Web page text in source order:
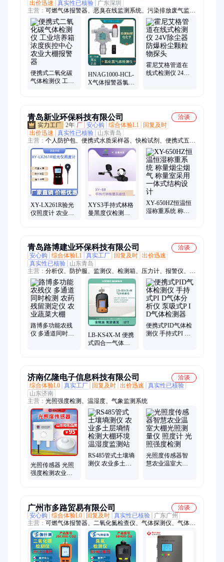
出价迅速
真实性已核验
广东深圳
主营： 可燃气体报警器、恶臭在线监测系统、污染排放废气监测
系统、有毒有害气体检测仪、VOC气体检测仪、粉尘浓度检测
仪、固定四合一检测仪、便携六合一检测仪、管道气体检测仪、
气体传感器模组
便携式二氧化碳
气体检测仪 工业
HNAG1000-HCL-
X气体报警器氯化
霍尼艾格管道在
线式检测仪 24V
青岛新业环保科技有限公司
洽谈
2年 厂 安心购 综合体验L1
回复及时
出价迅速
真实性已核验
山东青岛
主营： 个人防护包、便携式水质采样器、快检试剂、便携式五参
数水质检测、便携式多参数水质检测、氨氮六价铬水质检测仪、
油烟检测仪、烟尘烟气检测仪、便携式多气体检测仪、激光粉尘
检测仪、便携式明渠流量计、激光测距仪、恒温恒湿称重系统、
紫外辐射照度计、风速仪
XY-LX261R验光
仪照度计 农业大
XYS3手持式林格
曼黑度仪检测压
XY-650HZ恒温恒
湿称重系统 称量
青岛路博建业环保科技有限公司
洽谈
安心购
综合体验L1 真实工厂 回复及时 出价迅速
真实性已核验
山东青岛
主营： 分析仪、防护服、监测仪、检测箱、压力计、报警仪、粉
尘仪、测量仪、水分仪、汞蒸汽、黑度仪、测温仪、测定仪、传
感器、速测仪、流量计、采样器、采泥器、风量罩、辐射仪、机
器人、测试仪、噪音计、消解仪、防护包
路博多功能农残
仪 多通道同时检
LB-KS4X-M 便携
式四合一气体检
便携式PID气体检
测仪 手持式PI D
济南亿隆电子信息科技有限公司
洽谈
综合体验L0 真实工厂 回复及时 出价迅速
真实性已核验
山东济南
主营： 光照强度检测、温湿度、气象监测系统
光照传感器 光照
强度检测农业大
RS485管式土壤墒
测仪 农业多土层
光照度传感器智
慧农业温室大棚
广州市多路贸易有限公司
洽谈
安心购
综合体验L0 回复及时 真实性已核验
广东广州
主营： 可燃气体报警器、二氧化氮检查仪、气体探测仪、气体检
测仪、四合一气体检测仪、臭氧检测仪、氨气检测仪、voc气体
检测仪、二氧化碳检测仪、一氧化碳检测仪、氟化氢检测仪、氮
氧化物检测仪、一氧化氮检测仪、硫化氢检测仪、气体探测器